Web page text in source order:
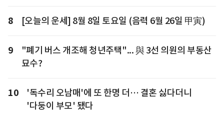
8 [오늘의 운세] 8월 8일 토요일 (음력 6월 26일 甲寅)
9
"폐기 버스 개조해 청년주택"... 與 3선 의원의 부동산
묘수?
10
'독수리 오남매'에 또 한명 더… 결혼 싫다더니
'다둥이 부모' 됐다